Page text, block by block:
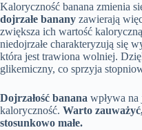
Kaloryczność banana zmienia
dojrzałe banany zawierają
zwiększa ich wartość
niedojrzałe charakteryzują się
która jest trawiona wolniej.
glikemiczny, co sprzyja
Dojrzałość banana wpływa na
kaloryczność. Warto
stosunkowo małe.